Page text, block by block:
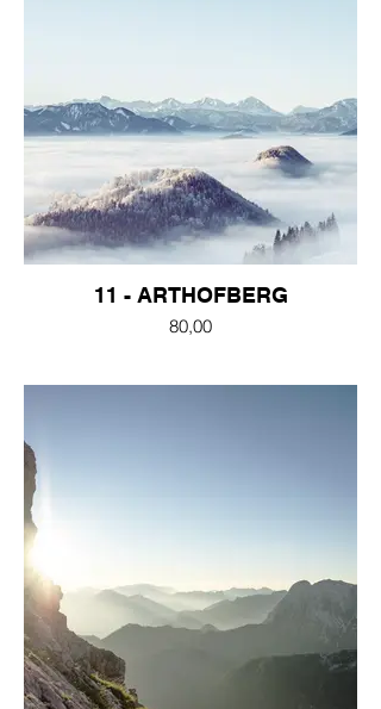
11 - ARTHOFBERG
80,00